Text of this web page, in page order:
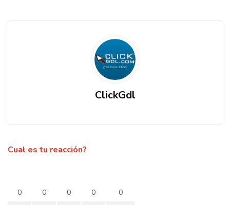
ClickGdl
Cual es tu reacción?
0 0 0 0 0